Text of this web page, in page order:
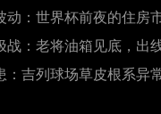
动：世界杯前夜的住房